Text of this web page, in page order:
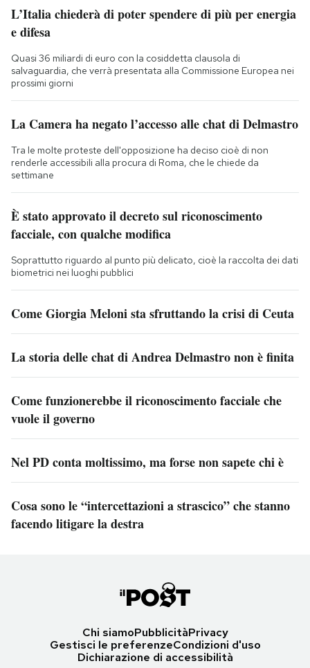
L’Italia chiederà di poter spendere di più per energia
e difesa
Quasi 36 miliardi di euro con la cosiddetta clausola di
salvaguardia, che verrà presentata alla Commissione Europea nei
prossimi giorni
La Camera ha negato l’accesso alle chat di Delmastro
Tra le molte proteste dell'opposizione ha deciso cioè di non
renderle accessibili alla procura di Roma, che le chiede da
settimane
È stato approvato il decreto sul riconoscimento
facciale, con qualche modifica
Soprattutto riguardo al punto più delicato, cioè la raccolta dei dati
biometrici nei luoghi pubblici
Come Giorgia Meloni sta sfruttando la crisi di Ceuta
La storia delle chat di Andrea Delmastro non è finita
Come funzionerebbe il riconoscimento facciale che
vuole il governo
Nel PD conta moltissimo, ma forse non sapete chi è
Cosa sono le “intercettazioni a strascico” che stanno
facendo litigare la destra
Chi siamoPubblicitàPrivacy
Gestisci le preferenzeCondizioni d'uso
Dichiarazione di accessibilità